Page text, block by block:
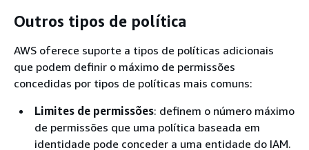
Outros tipos de política
AWS oferece suporte a tipos de políticas adicionais
que podem definir o máximo de permissões
concedidas por tipos de políticas mais comuns:
Limites de permissões: definem o número máximo
de permissões que uma política baseada em
identidade pode conceder a uma entidade do IAM.